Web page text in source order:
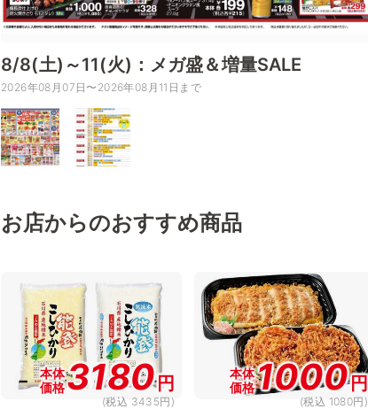
8/8(土)～11(火)：メガ盛＆増量SALE
2026年08月07日〜2026年08月11日まで
お店からのおすすめ商品
本体
価格3180 円
(税込 3435円)
本体
価格1000円
(税込 1080円)